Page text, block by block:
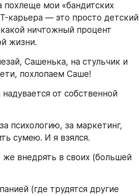
похлеще мои «бандитских
карьера — это просто детский
ничтожный процент
жизни.
Сашенька, на стульчик и
похлопаем Саше!
от собственной
психологию, за маркетинг,
сумею. И я взялся.
внедрять в своих (большей
(где трудятся другие